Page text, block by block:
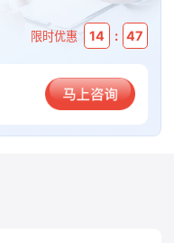
限时优惠 14 : 47